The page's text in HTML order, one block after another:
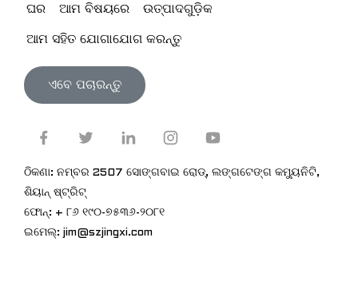
ଘର ଆମ ବିଷୟରେ ଉତ୍ପାଦଗୁଡ଼ିକ
ଆମ ସହିତ ଯୋଗାଯୋଗ କରନ୍ତୁ
ଏବେ ପଚାରନ୍ତୁ
ଠିକଣା: ନମ୍ବର 2507 ସୋଙ୍ଗବାଇ ରୋଡ୍, ଲଙ୍ଗଟେଙ୍ଗ କମ୍ୟୁନିଟି,
ଶିୟାନ୍ ଷ୍ଟ୍ରିଟ୍
ଫୋନ୍: + ୮୬ ୧୯୦-୭୫୩୬-୨୦୮୧
ଇମେଲ୍: jim@szjingxi.com